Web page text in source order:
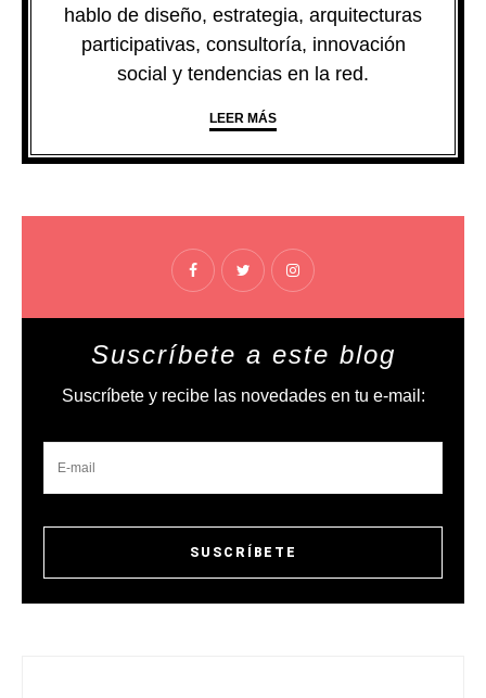
hablo de diseño, estrategia, arquitecturas
participativas, consultoría, innovación
social y tendencias en la red.
LEER MÁS
Suscríbete a este blog
Suscríbete y recibe las novedades en tu e-mail: